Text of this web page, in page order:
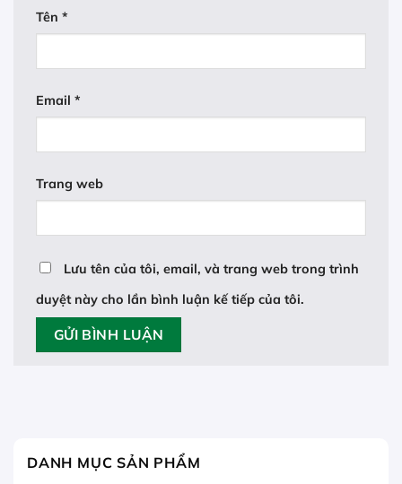
Tên *
Email *
Trang web
Lưu tên của tôi, email, và trang web trong trình
duyệt này cho lần bình luận kế tiếp của tôi.
DANH MỤC SẢN PHẨM